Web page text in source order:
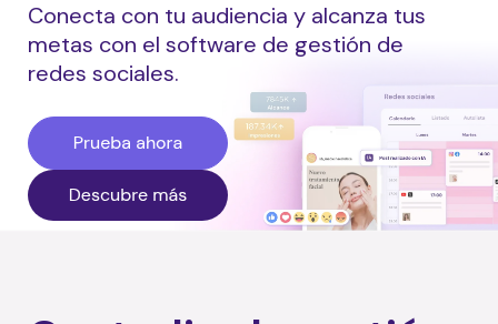
Conecta con tu audiencia y alcanza tus
metas con el software de gestión de
redes sociales.